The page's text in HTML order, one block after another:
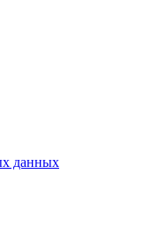
данных